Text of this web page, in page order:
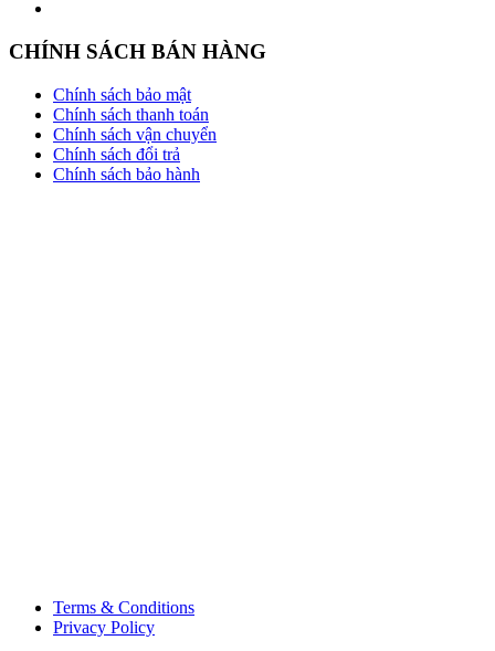
CHÍNH SÁCH BÁN HÀNG
Chính sách bảo mật
Chính sách thanh toán
Chính sách vận chuyển
Chính sách đổi trả
Chính sách bảo hành
Terms & Conditions
Privacy Policy